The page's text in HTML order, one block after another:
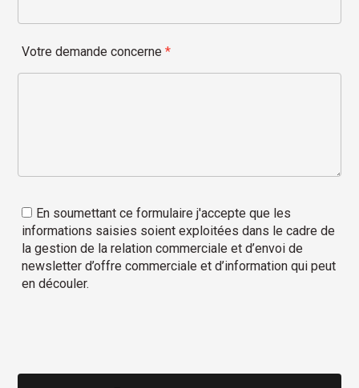
Votre demande concerne*
En soumettant ce formulaire j'accepte que les
informations saisies soient exploitées dans le cadre de
la gestion de la relation commerciale et d’envoi de
newsletter d’offre commerciale et d’information qui peut
en découler.